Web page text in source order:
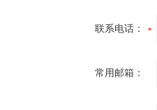
联系电话：
常用邮箱：